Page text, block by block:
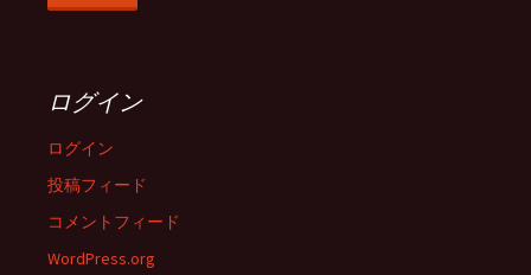
ログイン
ログイン
投稿フィード
コメントフィード
WordPress.org